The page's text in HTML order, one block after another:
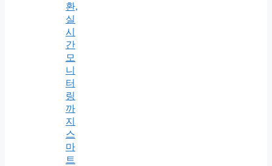
환,
실
시
간
모
니
터
링
까
지
스
마
트